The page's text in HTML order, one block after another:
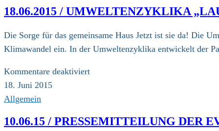
18.06.2015 / UMWELTENZYKLIKA
Die Sorge für das gemeinsame Haus Jetzt ist sie da! Die
Klimawandel ein. In der Umweltenzyklika entwickelt der
Kommentare deaktiviertfür
„Laudato
18. Juni 2015
Allgemein
10.06.15 / PRESSEMITTEILUNG DER